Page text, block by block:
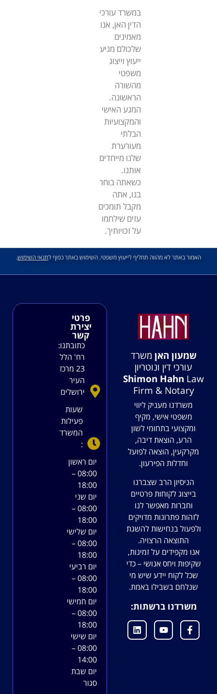
במשרד עורכי
הדין האן, אנו
מאמינים
שלכולם מגיע
ייעוץ וייצוג
משפטי
מהשורה
הראשונה.
המגע האישי
והמקצועיות
הבלתי
מעורערת
שלנו מייחדים
אותנו.
כשאתה בוחר
בנו, אתה
מקבל תומכים
עזים שילחמו
על זכויותיך.
האמור באתר לא מהווה תחליף לייעוץ משפטי. השימוש באתר כפוף לתנאי השימוש.
שמעון האן משרד
עורכי דין ונוטריון
Shimon Hahn Law
Firm & Notary
משרדנו מעניק ליווי
משפטי אישי, מקיף
ומקצועי בתחומי לשון
הרע, הוצאת דיבה,
מקרקעין, הוצאה לפועל
וחדלות הפירעון.
הניסיון הרב שצברנו
בייצוג לקוחות פרטיים
וחברות מאפשר לנו
לזהות פתרונות מדויקים
ולפעול בנחישות להשגת
התוצאה הרצויה.
אנו מקפידים על זמינות,
שקיפות ויחס אנושי – כדי
שכל לקוח יידע שיש מי
שנלחם בשבילו באמת.
משרדנו ברשתות:
פרטי
יצירת
קשר
כתובתנו:
רח' הלל
23 מרכז
העיר
ירושלים
שעות
פעילות
המשרד
:
יום ראשון
08:00 –
18:00
יום שני
08:00 –
18:00
יום שלישי
08:00 –
18:00
יום רביעי
08:00 –
18:00
יום חמישי
08:00 –
18:00
יום שישי
08:00 –
14:00
יום שבת
סגור